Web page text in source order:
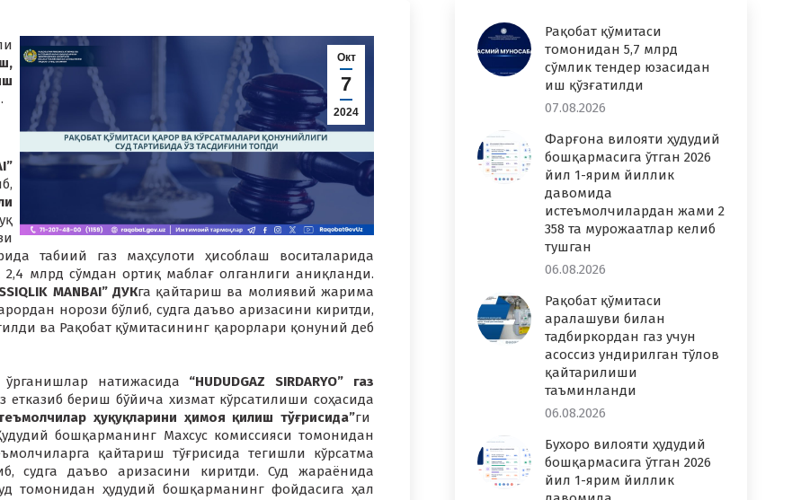
Окт
7
2024
табиий газ маҳсулоти ҳисоблаш воситаларида
млрд сўмдан ортиқ маблағ олганлиги аниқланди.
MANBAI” ДУКга қайтариш ва молиявий жарима
норози бўлиб, судга даъво аризасини киритди,
ва Рақобат қўмитасининг қарорлари қонуний деб
натижасида “HUDUDGAZ SIRDARYO” газ
етказиб бериш бўйича хизмат кўрсатилиши соҳасида
ҳуқуқларини ҳимоя қилиш тўғрисида”ги
бошқарманинг Махсус комиссияси томонидан
қайтариш тўғрисида тегишли кўрсатма
судга даъво аризасини киритди. Суд жараёнида
томонидан ҳудудий бошқарманинг фойдасига ҳал
Рақобат қўмитаси
томонидан 5,7 млрд
сўмлик тендер юзасидан
иш қўзғатилди
07.08.2026
Фарғона вилояти ҳудудий
бошқармасига ўтган 2026
йил 1-ярим йиллик
давомида
истеъмолчилардан жами 2
358 та мурожаатлар келиб
тушган
06.08.2026
Рақобат қўмитаси
аралашуви билан
тадбиркордан газ учун
асоссиз ундирилган тўлов
қайтарилиши
таъминланди
06.08.2026
Бухоро вилояти ҳудудий
бошқармасига ўтган 2026
йил 1-ярим йиллик